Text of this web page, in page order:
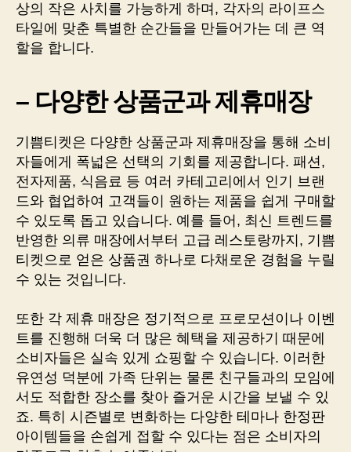
상의 작은 사치를 가능하게 하며, 각자의 라이프스
타일에 맞춘 특별한 순간들을 만들어가는 데 큰 역
할을 합니다.
– 다양한 상품군과 제휴매장
기쁨티켓은 다양한 상품군과 제휴매장을 통해 소비
자들에게 폭넓은 선택의 기회를 제공합니다. 패션,
전자제품, 식음료 등 여러 카테고리에서 인기 브랜
드와 협업하여 고객들이 원하는 제품을 쉽게 구매할
수 있도록 돕고 있습니다. 예를 들어, 최신 트렌드를
반영한 의류 매장에서부터 고급 레스토랑까지, 기쁨
티켓으로 얻은 상품권 하나로 다채로운 경험을 누릴
수 있는 것입니다.
또한 각 제휴 매장은 정기적으로 프로모션이나 이벤
트를 진행해 더욱 더 많은 혜택을 제공하기 때문에
소비자들은 실속 있게 쇼핑할 수 있습니다. 이러한
유연성 덕분에 가족 단위는 물론 친구들과의 모임에
서도 적합한 장소를 찾아 즐거운 시간을 보낼 수 있
죠. 특히 시즌별로 변화하는 다양한 테마나 한정판
아이템들을 손쉽게 접할 수 있다는 점은 소비자의